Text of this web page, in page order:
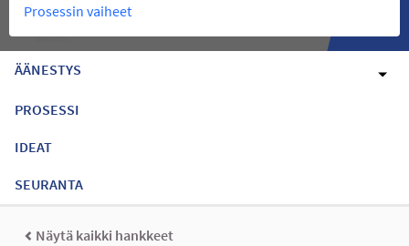
Prosessin vaiheet
ÄÄNESTYS
PROSESSI
IDEAT
SEURANTA
Näytä kaikki hankkeet